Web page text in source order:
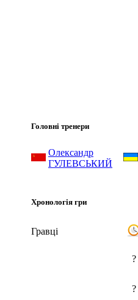
Головні тренери
Олександр
ГУЛЕВСЬКИЙ
Хронологія гри
Гравці
?
?